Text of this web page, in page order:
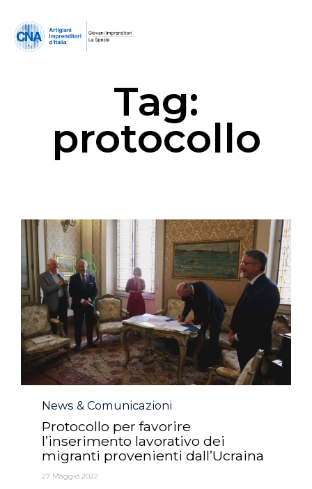
Tag:
protocollo
Category
News & Comunicazioni
Protocollo per favorire
l’inserimento lavorativo dei
migranti provenienti dall’Ucraina
27 Maggio 2022